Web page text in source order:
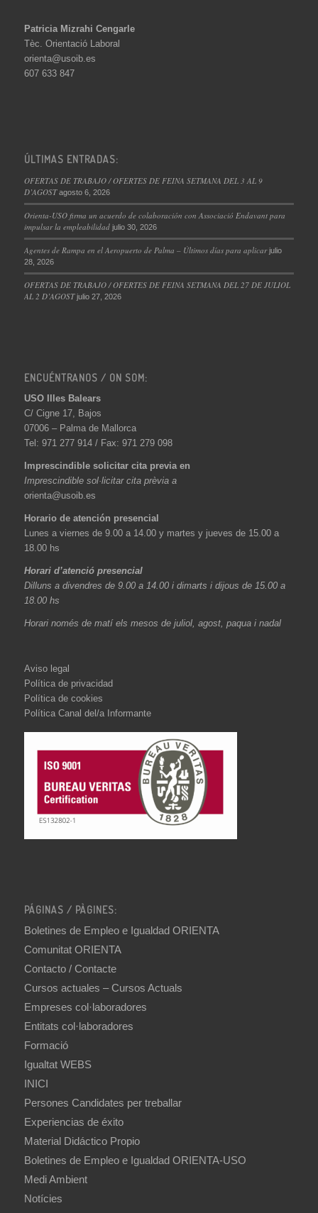
Patricia Mizrahi Cengarle
Tèc. Orientació Laboral
orienta@usoib.es
607 633 847
ÚLTIMAS ENTRADAS:
OFERTAS DE TRABAJO / OFERTES DE FEINA SETMANA DEL 3 AL 9
D’AGOST agosto 6, 2026
Orienta-USO firma un acuerdo de colaboración con Associació Endavant para
impulsar la empleabilidad julio 30, 2026
Agentes de Rampa en el Aeropuerto de Palma – Últimos días para aplicar julio
28, 2026
OFERTAS DE TRABAJO / OFERTES DE FEINA SETMANA DEL 27 DE JULIOL
AL 2 D’AGOST julio 27, 2026
ENCUÉNTRANOS / ON SOM:
USO Illes Balears
C/ Cigne 17, Bajos
07006 – Palma de Mallorca
Tel: 971 277 914 / Fax: 971 279 098
Imprescindible solicitar cita previa en
Imprescindible sol·licitar cita prèvia a
orienta@usoib.es
Horario de atención presencial
Lunes a viernes de 9.00 a 14.00 y martes y jueves de 15.00 a
18.00 hs
Horari d’atenció presencial
Dilluns a divendres de 9.00 a 14.00 i dimarts i dijous de 15.00 a
18.00 hs
Horari només de matí els mesos de juliol, agost, paqua i nadal
Aviso legal
Política de privacidad
Política de cookies
Política Canal del/a Informante
PÁGINAS / PÀGINES:
Boletines de Empleo e Igualdad ORIENTA
Comunitat ORIENTA
Contacto / Contacte
Cursos actuales – Cursos Actuals
Empreses col·laboradores
Entitats col·laboradores
Formació
Igualtat WEBS
INICI
Persones Candidates per treballar
Experiencias de éxito
Material Didáctico Propio
Boletines de Empleo e Igualdad ORIENTA-USO
Medi Ambient
Notícies